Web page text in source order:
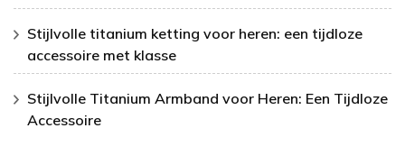
Stijlvolle titanium ketting voor heren: een tijdloze
accessoire met klasse
Stijlvolle Titanium Armband voor Heren: Een Tijdloze
Accessoire